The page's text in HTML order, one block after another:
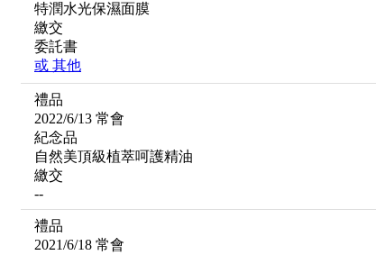
特潤水光保濕面膜
繳交
委託書
或 其他
禮品
2022/6/13 常會
紀念品
自然美頂級植萃呵護精油
繳交
--
禮品
2021/6/18 常會